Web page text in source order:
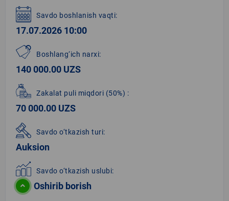
Savdo boshlanish vaqti:
17.07.2026 10:00
Boshlang‘ich narxi:
140 000.00 UZS
Zakalat puli miqdori (50%) :
70 000.00 UZS
Savdo o‘tkazish turi:
Auksion
Savdo o‘tkazish uslubi:
Oshirib borish